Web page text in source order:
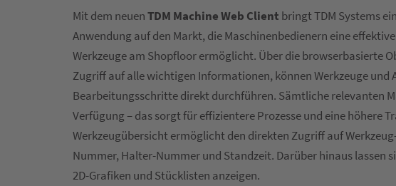
Mit dem neuenTDM Machine Web Client bringt TDM Systems
Anwendung auf den Markt, die Maschinenbedienern eine
Werkzeuge am Shopfloor ermöglicht. Über die browserbasierte
Zugriff auf alle wichtigen Informationen, können Werkzeuge und
Bearbeitungsschritte direkt durchführen. Sämtliche relevanten
Verfügung – das sorgt für effizientere Prozesse und eine höhere
Werkzeugübersicht ermöglicht den direkten Zugriff auf
Nummer, Halter-Nummer und Standzeit. Darüber hinaus
2D-Grafiken und Stücklisten anzeigen.